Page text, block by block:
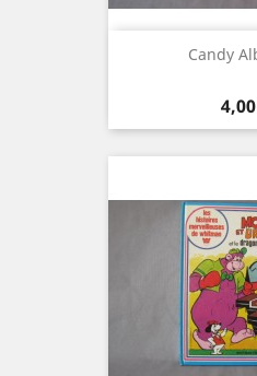
Candy
Prix